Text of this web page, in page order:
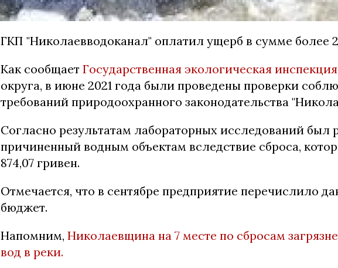
ГКП "Николаевводоканал" оплатил ущерб в сумме более
Как сообщает Государственная экологическая инспекция
округа, в июне 2021 года были проведены проверки
требований природоохранного законодательства
Согласно результатам лабораторных исследований был
причиненный водным объектам вследствие сброса,
874,07 гривен.
Отмечается, что в сентябре предприятие перечислило
бюджет.
Напомним, Николаевщина на 7 месте по сбросам
вод в реки.